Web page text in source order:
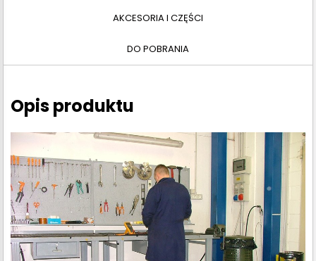
AKCESORIA I CZĘŚCI
DO POBRANIA
Opis produktu